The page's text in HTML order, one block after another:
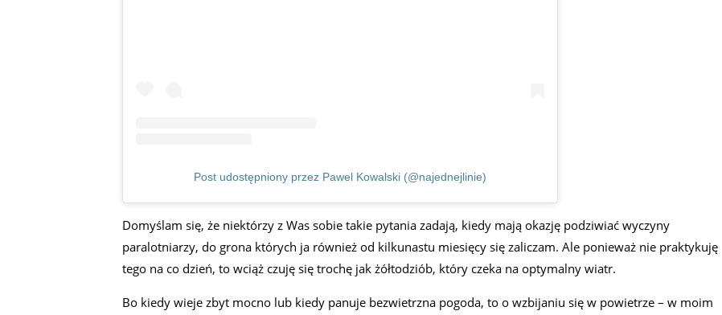
Post udostępniony przez Pawel Kowalski (@najednejlinie)
Domyślam się, że niektórzy z Was sobie takie pytania zadają, kiedy mają okazję podziwiać wyczyny
paralotniarzy, do grona których ja również od kilkunastu miesięcy się zaliczam. Ale ponieważ nie praktykuję
tego na co dzień, to wciąż czuję się trochę jak żółtodziób, który czeka na optymalny wiatr.
Bo kiedy wieje zbyt mocno lub kiedy panuje bezwietrzna pogoda, to o wzbijaniu się w powietrze – w moim